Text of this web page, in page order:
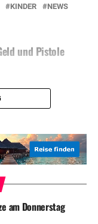
KINDER
NEWS
und Pistole
geklaut
am Donnerstag